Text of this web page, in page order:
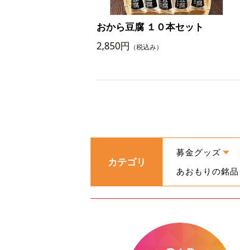
おから豆腐 １０本セット
2,850円 （税込み）
カテゴリ
募金グッズ
あおもりの銘品